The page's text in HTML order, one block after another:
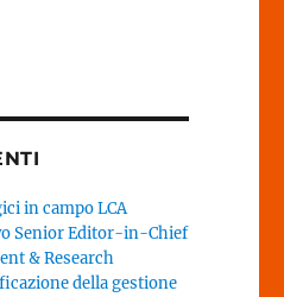
in campo LCA
Senior Editor-in-Chief
& Research
della gestione